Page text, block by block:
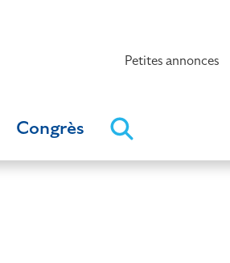
Petites annonces
Congrès